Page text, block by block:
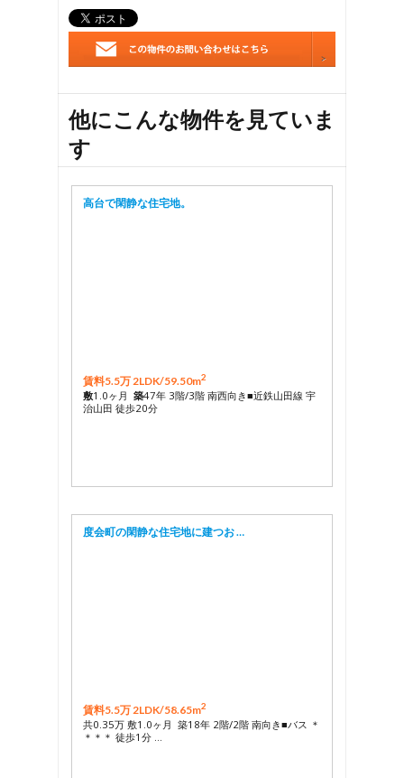
他にこんな物件を見ていま
す
高台で閑静な住宅地。
賃料5.5万 2LDK/59.50m2
敷1.0ヶ月 築47年 3階/3階 南西向き■近鉄山田線 宇
治山田 徒歩20分
度会町の閑静な住宅地に建つお …
賃料5.5万 2LDK/58.65m2
共0.35万 敷1.0ヶ月 築18年 2階/2階 南向き■バス ＊
＊＊＊ 徒歩1分 …